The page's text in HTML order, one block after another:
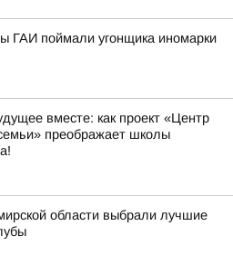
ГАИ поймали угонщика иномарки
вместе: как проект «Центр
преображает школы
области выбрали лучшие